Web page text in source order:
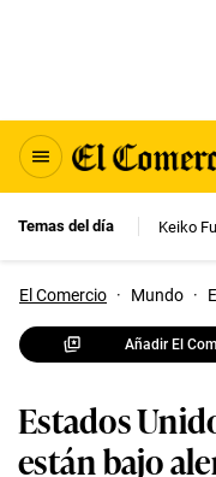
Temas del día Keiko
El Comercio · Mundo ·
Añadir El
Estados
están bajo